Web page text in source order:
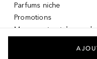
Parfums niche
Promotions
Masque et patch pour